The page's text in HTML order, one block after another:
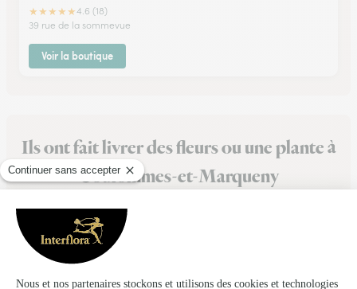
★★★★★4.6 (18)
39 rue de la sommevue
Voir la boutique
Ils ont fait livrer des fleurs ou une plante à
Coulommes-et-Marqueny
★ ★ ★ ★ ★
Bouquet super beau
Bouquet super beau, il y a eu beaucoup de compliments à ce